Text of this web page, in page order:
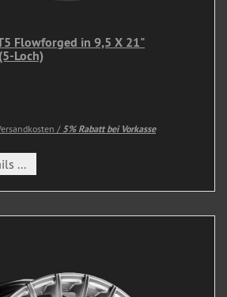
Flowforged in 9,5 X 21"
Loch)
/ 5% Rabatt bei Vorkasse
...